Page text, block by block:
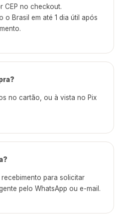
CEP no checkout.
o Brasil em até 1 dia útil após
no cartão, ou à vista no Pix
para solicitar
pelo WhatsApp ou e-mail.